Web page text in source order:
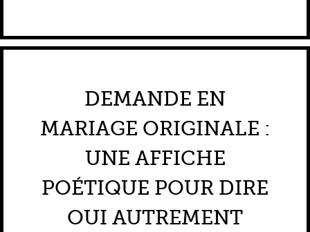
DEMANDE EN
MARIAGE ORIGINALE :
UNE AFFICHE
POÉTIQUE POUR DIRE
OUI AUTREMENT